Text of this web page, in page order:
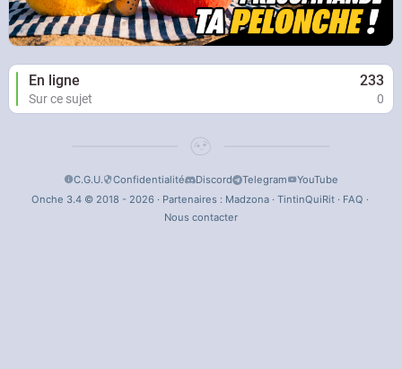
En ligne 233
Sur ce sujet 0
C.G.U. Confidentialité Discord Telegram
YouTube
Onche 3.4 © 2018 - 2026 · Partenaires : Madzona· TintinQuiRit· FAQ ·
Nous contacter